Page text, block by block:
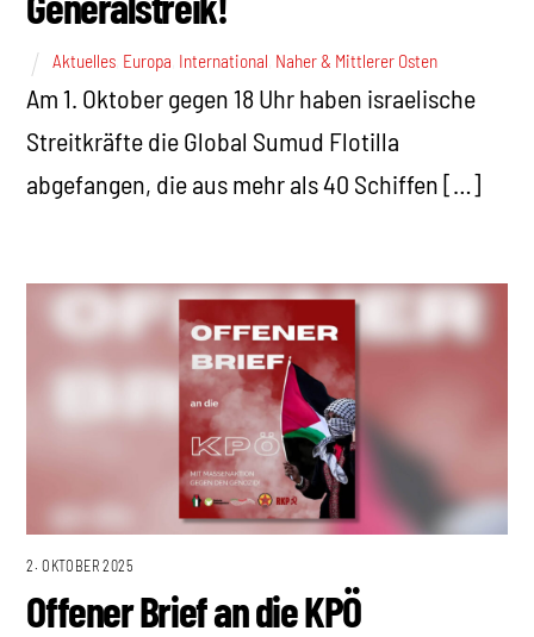
Aktuelles Europa International Naher & Mittlerer Osten
Am 1. Oktober gegen 18 Uhr haben israelische
Streitkräfte die Global Sumud Flotilla
abgefangen, die aus mehr als 40 Schiffen […]
2. OKTOBER 2025
Offener Brief an die KPÖ